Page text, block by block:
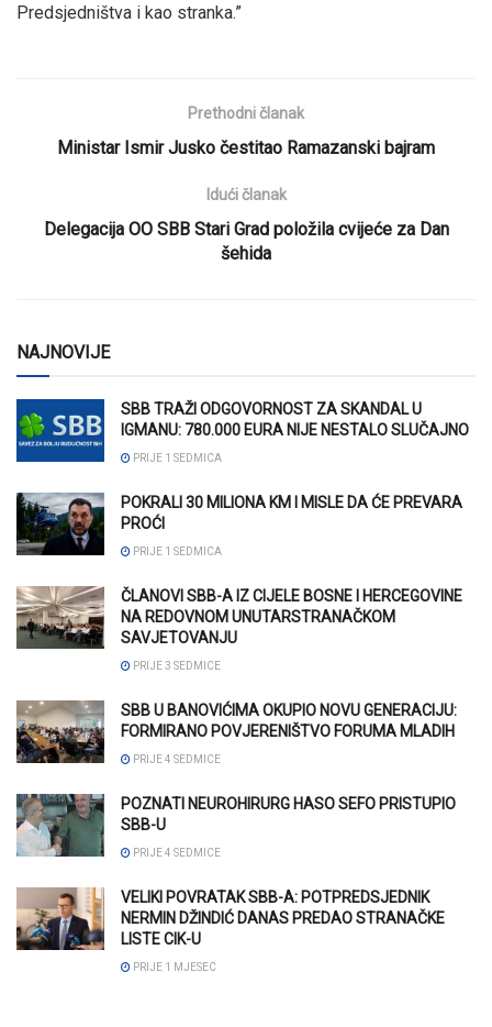
Predsjedništva i kao stranka.”
Prethodni članak
Ministar Ismir Jusko čestitao Ramazanski bajram
Idući članak
Delegacija OO SBB Stari Grad položila cvijeće za Dan
šehida
NAJNOVIJE
SBB TRAŽI ODGOVORNOST ZA SKANDAL U
IGMANU: 780.000 EURA NIJE NESTALO SLUČAJNO
PRIJE 1 SEDMICA
POKRALI 30 MILIONA KM I MISLE DA ĆE PREVARA
PROĆI
PRIJE 1 SEDMICA
ČLANOVI SBB-A IZ CIJELE BOSNE I HERCEGOVINE
NA REDOVNOM UNUTARSTRANAČKOM
SAVJETOVANJU
PRIJE 3 SEDMICE
SBB U BANOVIĆIMA OKUPIO NOVU GENERACIJU:
FORMIRANO POVJERENIŠTVO FORUMA MLADIH
PRIJE 4 SEDMICE
POZNATI NEUROHIRURG HASO SEFO PRISTUPIO
SBB-U
PRIJE 4 SEDMICE
VELIKI POVRATAK SBB-A: POTPREDSJEDNIK
NERMIN DŽINDIĆ DANAS PREDAO STRANAČKE
LISTE CIK-U
PRIJE 1 MJESEC